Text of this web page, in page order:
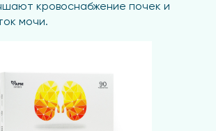
кровоснабжение почек и
мочи.